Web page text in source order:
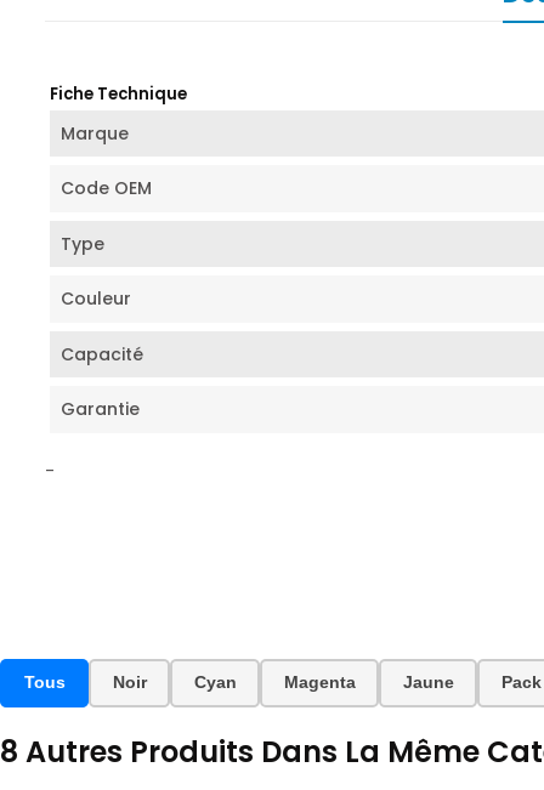
Fiche Technique
Marque
Code OEM
Type
Couleur
Capacité
Garantie
-
Tous Noir Cyan Magenta Jaune Pack
8 Autres Produits Dans La Même